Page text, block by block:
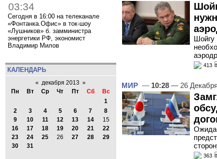
03:34
Сегодня в 16:00 на телеканале
«Фонтанка.Офис» в ток-шоу
«Лушников» б. замминистра
энергетики РФ, экономист
Владимир Милов
КАЛЕНДАРЬ
« декабря 2013 »
Пн
Вт Ср Чт Пт Сб
Вс
1
2
3 4 5 6 7
8
9
10 11 12 13 14
15
16
17 18 19 20 21
22
23
24 25 26 27 28
29
30
31
Шойгу
413
МИР — 10:28 — 26
363